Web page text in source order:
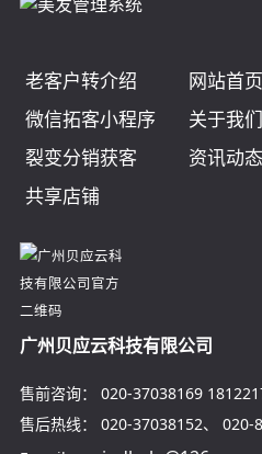
老客户转介绍
网站首页
微信拓客小程序
关于我们
裂变分销获客
资讯动态
共享店铺
广州贝应云科技有限公司
售前咨询： 020-37038169
售后热线：
020-37038152、 020-